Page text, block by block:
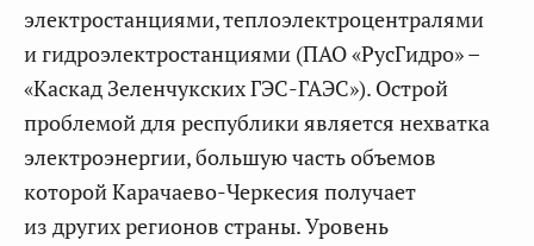
электростанциями, теплоэлектроцентралями
и гидроэлектростанциями (ПАО «РусГидро» –
«Каскад Зеленчукских ГЭС-ГАЭС»). Острой
проблемой для республики является нехватка
электроэнергии, большую часть объемов
которой Карачаево-Черкесия получает
из других регионов страны. Уровень